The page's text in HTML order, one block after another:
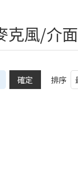
克風/介面
確定 排序